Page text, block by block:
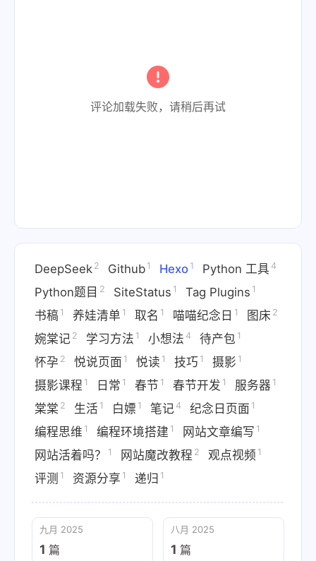
评论加载失败，请稍后再试
DeepSeek 2 Github 1 Hexo 1 Python 工具 4
Python题目 2 SiteStatus 1 Tag Plugins 1
书稿 1 养娃清单 1 取名 1 喵喵纪念日 1 图床 2
婉棠记 2 学习方法 1 小想法 4 待产包 1
怀孕 2 悦说页面 1 悦读 1 技巧 1 摄影 1
摄影课程 1 日常 1 春节 1 春节开发 1 服务器 1
棠棠 2 生活 1 白嫖 1 笔记 4 纪念日页面 1
编程思维 1 编程环境搭建 1 网站文章编写 1
网站活着吗？ 1 网站魔改教程 2 观点视频 1
评测 1 资源分享 1 递归 1
九月 2025
1 篇
八月 2025
1 篇